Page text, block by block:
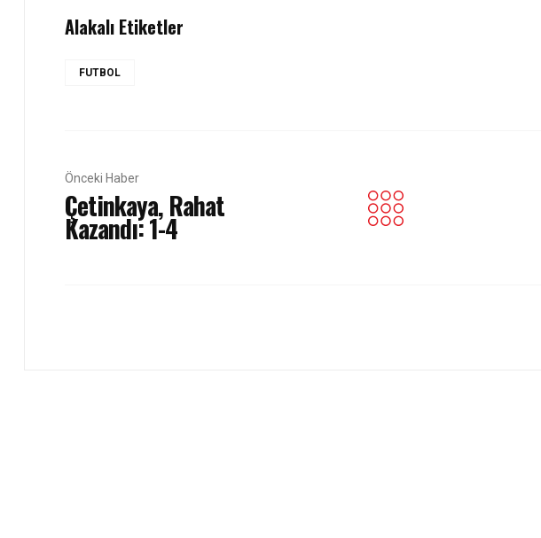
Alakalı Etiketler
FUTBOL
Önceki Haber
Çetinkaya, Rahat
Kazandı: 1-4